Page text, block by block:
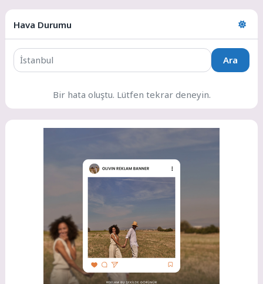
Hava Durumu
Ara
Bir hata oluştu. Lütfen tekrar deneyin.